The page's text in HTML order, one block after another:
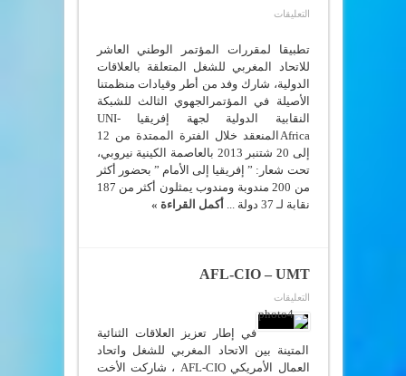
التعليقات
للشغل
يساهم
في
إنجاح
المؤتمر
الجهوي
الثالث
للشبكة
النقابية
الدولية
لجهة
إفريقيا
UNI-
Africa
إفريقيا
“
مغلقة
تطبيقا لمقررات المؤتمر الوطني العاشر
للاتحاد المغربي للشغل المتعلقة بالعلاقات
الدولية، شارك وفد من أطر وقيادات منظمتنا
الأصيلة في المؤتمرالجهوي الثالث للشبكة
النقابية الدولية لجهة إفريقيا UNI-
Africaالمنعقد خلال الفترة الممتدة من 12
إلى 20 شتنبر 2013 بالعاصمة الكينية نيروبي،
تحت شعار: ” إفريقيا إلى الأمام ” بحضور أكثر
من 200 مندوبة ومندوب يمثلون أكثر من 187
نقابة لـ 37 دولة ...
أكمل القراءة »
AFL-CIO – UMT
التعليقات
AFL-
CIO
–
مغلقة
في إطار تعزيز العلاقات الثنائية
المتينة بين الاتحاد المغربي للشغل واتحاد
العمال الأمريكي AFL-CIO ، شاركت الأخت